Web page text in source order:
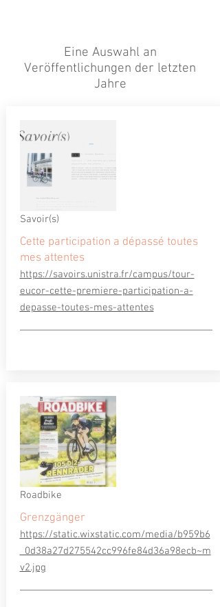
Eine Auswahl an
Veröffentlichungen der letzten
Jahre
Cette participation a dépassé toutes
mes attentes
Savoir(s)
https://savoirs.unistra.fr/campus/tour-
eucor-cette-premiere-participation-a-
depasse-toutes-mes-attentes
Grenzgänger
Roadbike
https://static.wixstatic.com/media/b959b6
_0d38a27d275542cc996fe84d36a98ecb~m
v2.jpg